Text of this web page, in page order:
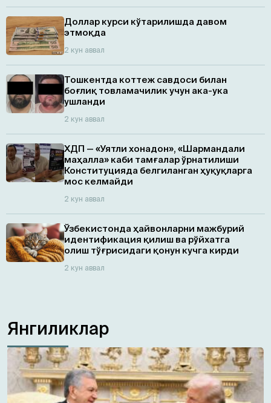
Доллар курси кўтарилишда давом
этмоқда
2 кун аввал
Тошкентда коттеж савдоси билан
боғлиқ товламачилик учун ака-ука
ушланди
2 кун аввал
ХДП — «Уятли хонадон», «Шармандали
маҳалла» каби тамғалар ўрнатилиши
Конституцияда белгиланган ҳуқуқларга
мос келмайди
2 кун аввал
Ўзбекистонда ҳайвонларни мажбурий
идентификация қилиш ва рўйхатга
олиш тўғрисидаги қонун кучга кирди
2 кун аввал
Янгиликлар